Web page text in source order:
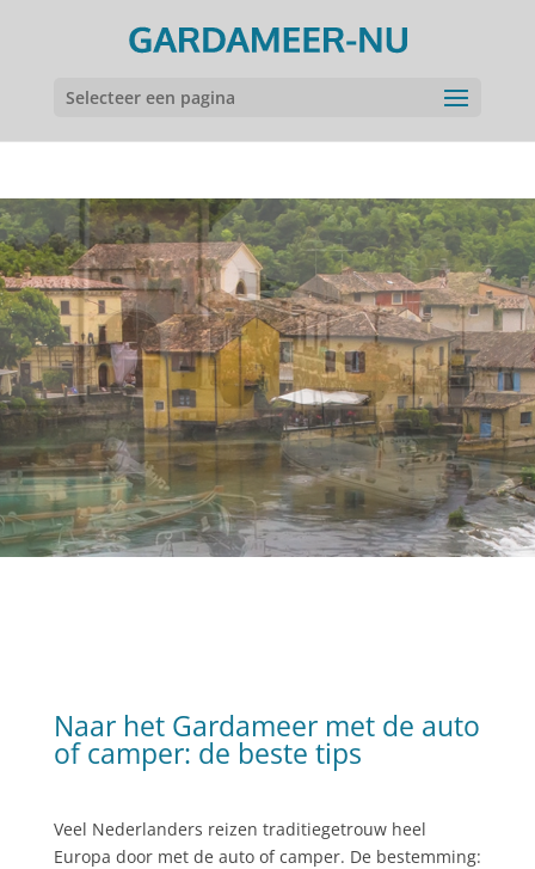
Selecteer een pagina
Naar het Gardameer met de auto
of camper: de beste tips
Veel Nederlanders reizen traditiegetrouw heel
Europa door met de auto of camper. De bestemming: